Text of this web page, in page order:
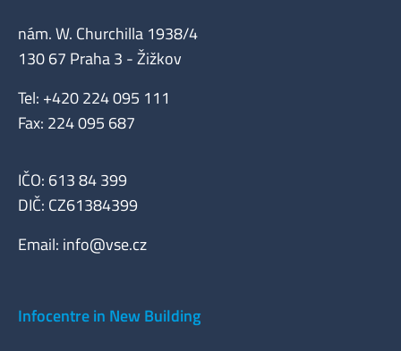
nám. W. Churchilla 1938/4
130 67 Praha 3 - Žižkov
Tel: +420 224 095 111
Fax: 224 095 687
IČO: 613 84 399
DIČ: CZ61384399
Email: info@vse.cz
Infocentre in New Building